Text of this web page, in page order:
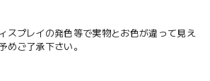
スプレイの発色等で実物とお色が違って見え
めご了承下さい。